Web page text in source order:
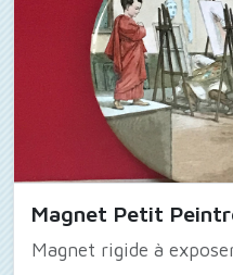
Magnet Petit
Magnet rigide à